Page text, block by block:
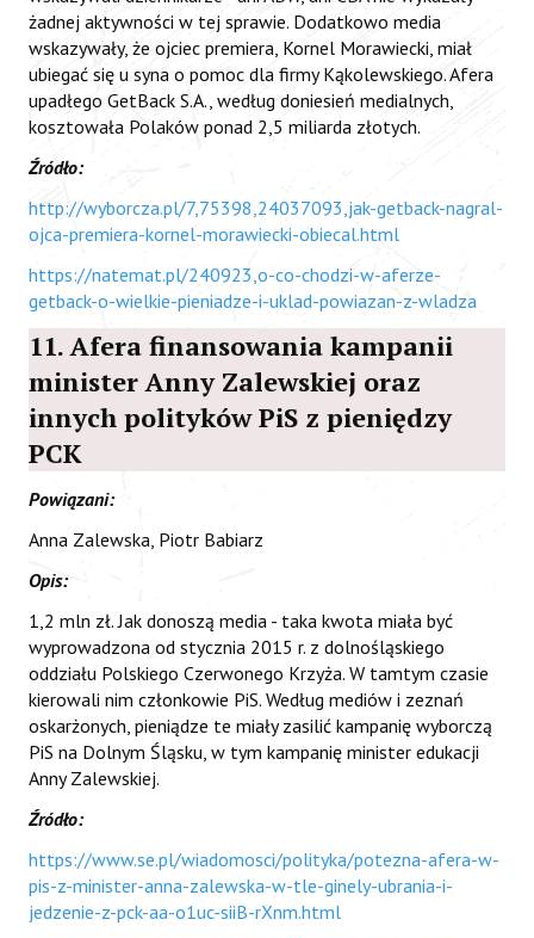
żadnej aktywności w tej sprawie. Dodatkowo media
wskazywały, że ojciec premiera, Kornel Morawiecki, miał
ubiegać się u syna o pomoc dla firmy Kąkolewskiego. Afera
upadłego GetBack S.A., według doniesień medialnych,
kosztowała Polaków ponad 2,5 miliarda złotych.
Źródło:
http://wyborcza.pl/7,75398,24037093,jak-getback-nagral-
ojca-premiera-kornel-morawiecki-obiecal.html
https://natemat.pl/240923,o-co-chodzi-w-aferze-
getback-o-wielkie-pieniadze-i-uklad-powiazan-z-wladza
11. Afera finansowania kampanii
minister Anny Zalewskiej oraz
innych polityków PiS z pieniędzy
PCK
Powiązani:
Anna Zalewska, Piotr Babiarz
Opis:
1,2 mln zł. Jak donoszą media - taka kwota miała być
wyprowadzona od stycznia 2015 r. z dolnośląskiego
oddziału Polskiego Czerwonego Krzyża. W tamtym czasie
kierowali nim członkowie PiS. Według mediów i zeznań
oskarżonych, pieniądze te miały zasilić kampanię wyborczą
PiS na Dolnym Śląsku, w tym kampanię minister edukacji
Anny Zalewskiej.
Źródło:
https://www.se.pl/wiadomosci/polityka/potezna-afera-w-
pis-z-minister-anna-zalewska-w-tle-ginely-ubrania-i-
jedzenie-z-pck-aa-o1uc-siiB-rXnm.html